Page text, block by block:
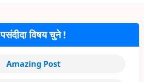
पसंदीदा विषय चुने !
Amazing Post